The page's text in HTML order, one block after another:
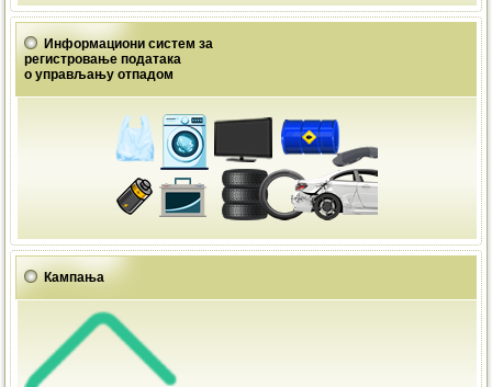
Информациони систем за
регистровање података
о управљању отпадом
Кампања